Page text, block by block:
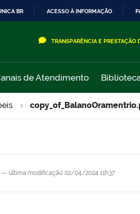
BR ACESSO À INFORMAÇÃO
TRANSPARÊNCIA E PRESTAÇÃO
de Atendimento
— última modificação 02/04/2024 11h37